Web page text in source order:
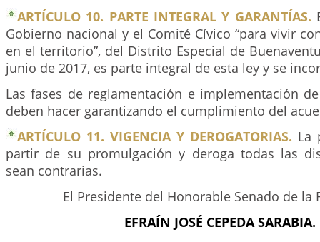
ARTÍCULO 10. PARTE INTEGRAL Y GARANTÍAS.
Gobierno nacional y el Comité Cívico “para vivir
en el territorio”, del Distrito Especial de
junio de 2017, es parte integral de esta ley y se
Las fases de reglamentación e implementación
deben hacer garantizando el cumplimiento del
ARTÍCULO 11. VIGENCIA Y DEROGATORIAS. La
partir de su promulgación y deroga todas las
sean contrarias.
El Presidente del Honorable Senado de la
EFRAÍN JOSÉ CEPEDA SARABIA.